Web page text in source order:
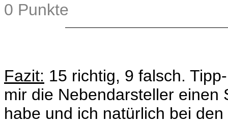
0 Punkte
Fazit: 15 richtig, 9 falsch.
mir die Nebendarsteller einen
habe und ich natürlich bei